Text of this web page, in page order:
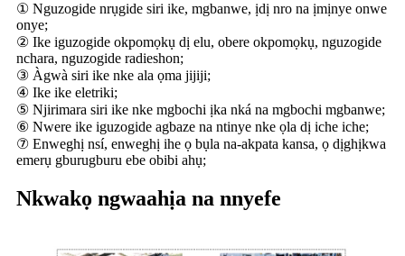
① Nguzogide nrụgide siri ike, mgbanwe, ịdị nro na ịmịnye onwe
onye;
② Ike iguzogide okpomọkụ dị elu, obere okpomọkụ, nguzogide
nchara, nguzogide radieshon;
③ Àgwà siri ike nke ala ọma jijiji;
④ Ike ike eletriki;
⑤ Njirimara siri ike nke mgbochi ịka nká na mgbochi mgbanwe;
⑥ Nwere ike iguzogide agbaze na ntinye nke ọla dị iche iche;
⑦ Enweghị nsí, enweghị ihe ọ bụla na-akpata kansa, ọ dịghịkwa
emerụ gburugburu ebe obibi ahụ;
Nkwakọ ngwaahịa na nnyefe